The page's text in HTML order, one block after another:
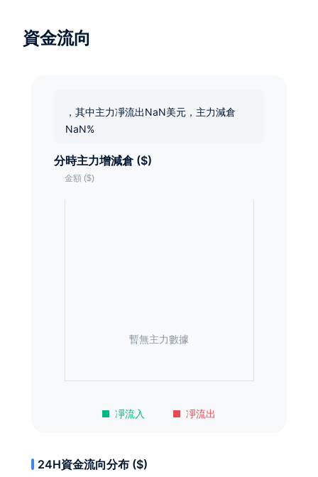
資金流向
，其中主力凈流出NaN美元，主力減倉
NaN%
分時主力增減倉 ($)
凈流入 凈流出
暫無主力數據
24H資金流向分布 ($)